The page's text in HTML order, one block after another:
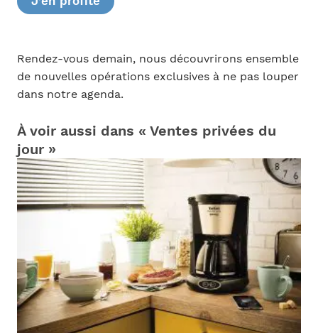
Rendez-vous demain, nous découvrirons ensemble
de nouvelles opérations exclusives à ne pas louper
dans notre agenda.
À voir aussi dans « Ventes privées du
jour »